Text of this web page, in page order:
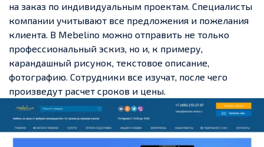
на заказ по индивидуальным проектам. Специалисты
компании учитывают все предложения и пожелания
клиента. В Mebelino можно отправить не только
профессиональный эскиз, но и, к примеру,
карандашный рисунок, текстовое описание,
фотографию. Сотрудники все изучат, после чего
произведут расчет сроков и цены.